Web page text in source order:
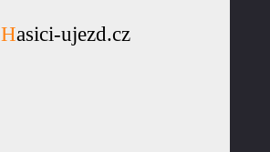
Hasici-ujezd.cz